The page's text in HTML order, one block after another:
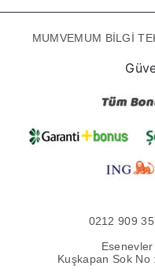
MUMVEMUM BİLGİ
0212 909
Kuşkapan Sok No